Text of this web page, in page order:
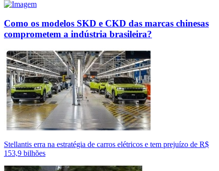
Como os modelos SKD e CKD das marcas chinesas
comprometem a indústria brasileira?
Stellantis erra na estratégia de carros elétricos e tem prejuízo de R$
153,9 bilhões